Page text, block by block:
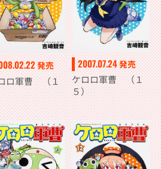
発売
ロ軍曹 （１
2007.07.24発売
ケロロ軍曹 （１
５）